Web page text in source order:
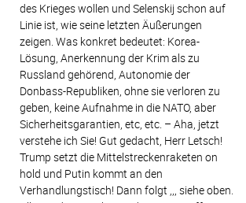
des Krieges wollen und Selenskij schon auf
Linie ist, wie seine letzten Äußerungen
zeigen. Was konkret bedeutet: Korea-
Lösung, Anerkennung der Krim als zu
Russland gehörend, Autonomie der
Donbass-Republiken, ohne sie verloren zu
geben, keine Aufnahme in die NATO, aber
Sicherheitsgarantien, etc, etc. – Aha, jetzt
verstehe ich Sie! Gut gedacht, Herr Letsch!
Trump setzt die Mittelstreckenraketen on
hold und Putin kommt an den
Verhandlungstisch! Dann folgt ,,, siehe oben.